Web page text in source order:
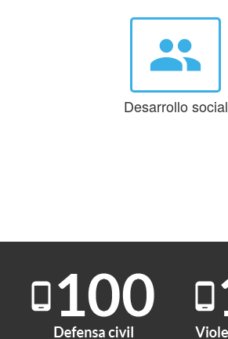
group
Desarrollo social